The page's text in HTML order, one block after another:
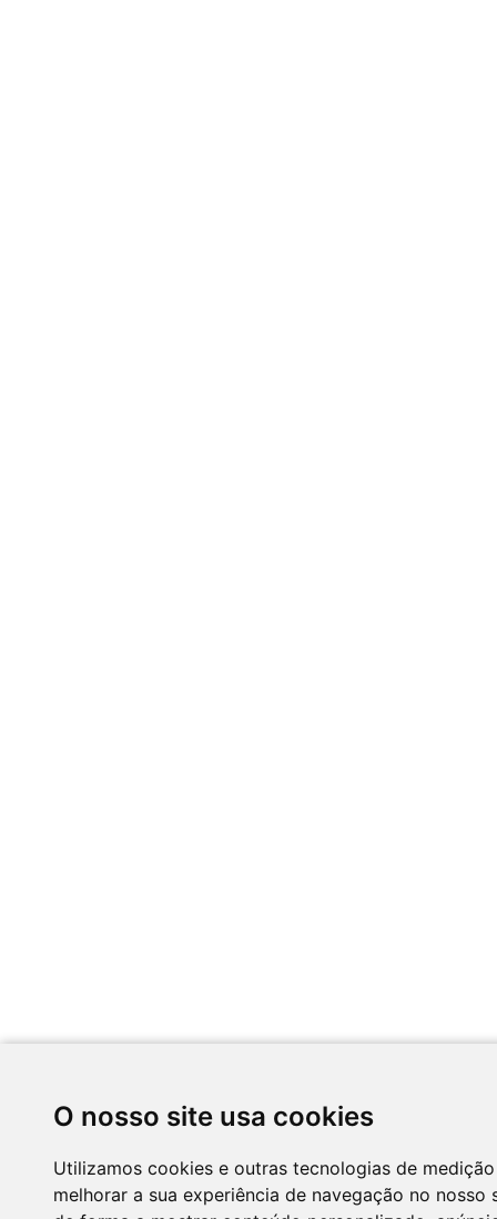
O nosso site usa cookies
Utilizamos cookies e outras tecnologias de
melhorar a sua experiência de navegação no nosso